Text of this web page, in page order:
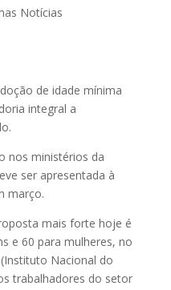
Notícias
de idade mínima
integral a
nos ministérios da
ser apresentada à
março.
mais forte hoje é
e 60 para mulheres, no
Nacional do
trabalhadores do setor